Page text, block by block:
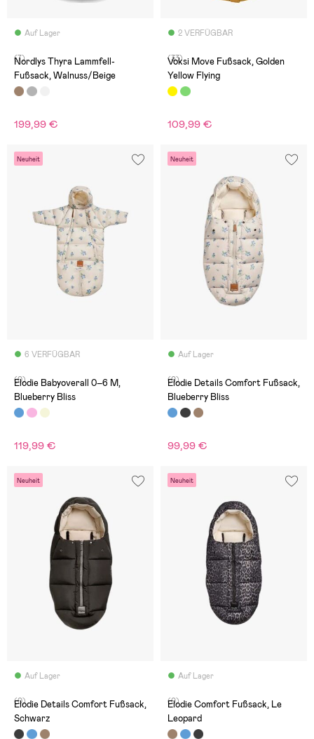
Auf Lager
(7)
Nordlys Thyra Lammfell-
Fußsack, Walnuss/Beige
199,99 €
2 VERFÜGBAR
(33)
Voksi Move Fußsack, Golden
Yellow Flying
109,99 €
Neuheit
6 VERFÜGBAR
(0)
Elodie Babyoverall 0–6 M,
Blueberry Bliss
119,99 €
Neuheit
Auf Lager
(0)
Elodie Details Comfort Fußsack,
Blueberry Bliss
99,99 €
Neuheit
Auf Lager
(0)
Elodie Details Comfort Fußsack,
Schwarz
Neuheit
Auf Lager
(0)
Elodie Comfort Fußsack, Le
Leopard